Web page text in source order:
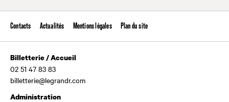
Contacts Actualités Mentions légales Plan du site
Billetterie / Accueil
02 51 47 83 83
billetterie@legrandr.com
Administration